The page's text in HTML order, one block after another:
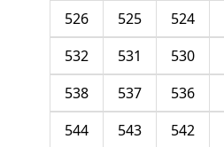
524
525
526
530
531
532
536
537
538
542
543
544